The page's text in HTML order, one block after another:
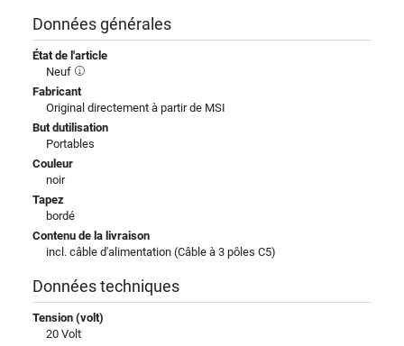
Données générales
État de l'article
Neuf
Fabricant
Original directement à partir de MSI
But dutilisation
Portables
Couleur
noir
Tapez
bordé
Contenu de la livraison
incl. câble d'alimentation (Câble à 3 pôles C5)
Données techniques
Tension (volt)
20 Volt